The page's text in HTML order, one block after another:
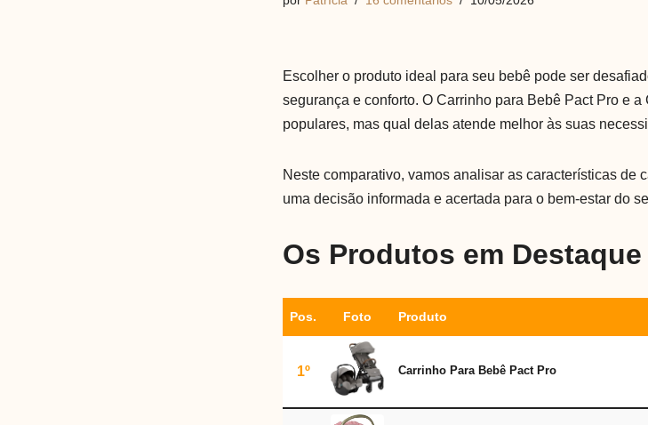
Escolher o produto ideal para seu bebê pode ser
segurança e conforto. O Carrinho para Bebê Pact Pro e
populares, mas qual delas atende melhor às suas
Neste comparativo, vamos analisar as características de
uma decisão informada e acertada para o bem-estar do
Os Produtos em Destaque
Pos. Foto Produto
1º Carrinho Para Bebê Pact Pro